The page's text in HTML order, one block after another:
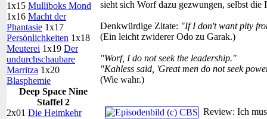
1x15 Mulliboks Mond
1x16 Macht der
Phantasie 1x17
Persönlichkeiten 1x18
Meuterei 1x19 Der
undurchschaubare
Marritza 1x20
Blasphemie
Deep Space Nine
Staffel 2
2x01 Die Heimkehr
sieht sich Worf dazu gezwungen, selbst
Denkwürdige Zitate: "If I don't want pity
(Ein leicht zwiderer Odo zu Garak.)
"Worf, I do not seek the leadership."
"Kahless said, 'Great men do not seek
(Wie wahr.)
Review: Ich